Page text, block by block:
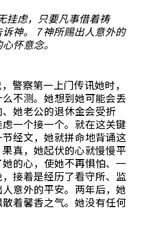
挂虑，只要凡事借着祷
神。
7神所赐出人意外的
怀意念。
警察第一上门传讯她时，
不测。她想到她可能会丢
她老公的退休金会受折
一个接一个。就在这关键
经文，她就拼命地背诵这
真，她起伏的心就慢慢平
的心，使她不再惧怕、一
接着是经历了看守所、监
意外的平安。两年后，她
着馨香之气。她没有任何